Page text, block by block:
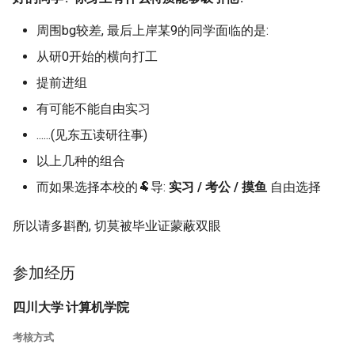
周围bg较差, 最后上岸某9的同学面临的是:
从研0开始的横向打工
提前进组
有可能不能自由实习
......(见东五读研往事)
以上几种的组合
而如果选择本校的🐏导: 实习 / 考公 / 摸鱼 自由选择
所以请多斟酌, 切莫被毕业证蒙蔽双眼
参加经历
四川大学 计算机学院
考核方式